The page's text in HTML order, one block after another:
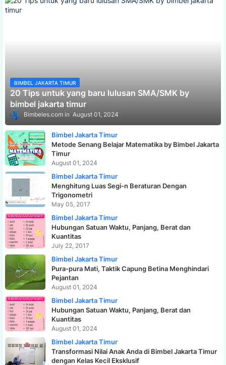
BIMBEL JAKARTA TIMUR
20 Tips untuk yang baru lulusan SMA/SMK by
bimbel jakarta timur
Bimbeles.com August 01, 2024
Bimbel Jakarta Timur
Metode Senang Belajar Matematika by Bimbel Jakarta
Timur
August 01, 2024
Bimbel Jakarta Timur
Menghitung Luas Segi-n Beraturan Dengan
Trigonometri
May 05, 2017
Bimbel Jakarta Timur
Hubungan Satuan Waktu, Panjang, Berat dan
Kuantitas
July 22, 2017
Bimbel Jakarta Timur
Pura-pura Mati, Taktik Capung Betina Menghindari
Pejantan
August 01, 2024
Bimbel Jakarta Timur
Hubungan Satuan Waktu, Panjang, Berat dan
Kuantitas
August 01, 2024
Bimbel Jakarta Timur
Transformasi Nilai Anak Anda di Bimbel Jakarta Timur
dengan Kelas Kecil Eksklusif